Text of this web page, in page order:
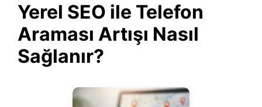
Yerel SEO ile Telefon
Araması Artışı Nasıl
Sağlanır?